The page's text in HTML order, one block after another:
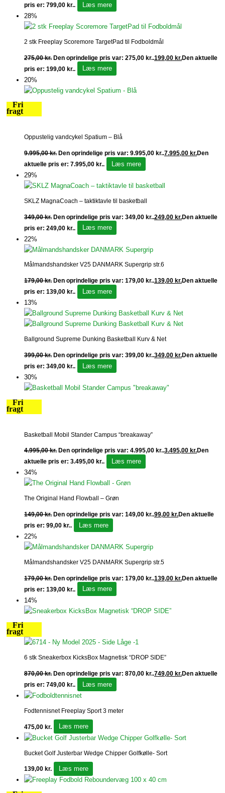
pris er: 799,00 kr..
Læs mere
28%
2 stk Freeplay Scoremore TargetPad til Fodboldmål
275,00kr. Den oprindelige pris var: 275,00 kr..199,00 kr.Den aktuelle
pris er: 199,00 kr..
Læs mere
20%
Fri
fragt
Oppustelig vandcykel Spatium – Blå
9.995,00kr. Den oprindelige pris var: 9.995,00 kr..7.995,00 kr.Den
aktuelle pris er: 7.995,00 kr..
Læs mere
29%
SKLZ MagnaCoach – taktiktavle til basketball
349,00kr. Den oprindelige pris var: 349,00 kr..249,00 kr.Den aktuelle
pris er: 249,00 kr..
Læs mere
22%
Målmandshandsker V25 DANMARK Supergrip str.6
179,00kr. Den oprindelige pris var: 179,00 kr..139,00 kr.Den aktuelle
pris er: 139,00 kr..
Læs mere
13%
Ballground Supreme Dunking Basketball Kurv & Net
399,00kr. Den oprindelige pris var: 399,00 kr..349,00 kr.Den aktuelle
pris er: 349,00 kr..
Læs mere
30%
Fri
fragt
Basketball Mobil Stander Campus “breakaway”
4.995,00kr. Den oprindelige pris var: 4.995,00 kr..3.495,00 kr.Den
aktuelle pris er: 3.495,00 kr..
Læs mere
34%
The Original Hand Flowball – Grøn
149,00kr. Den oprindelige pris var: 149,00 kr..99,00 kr.Den aktuelle
pris er: 99,00 kr..
Læs mere
22%
Målmandshandsker V25 DANMARK Supergrip str.5
179,00kr. Den oprindelige pris var: 179,00 kr..139,00 kr.Den aktuelle
pris er: 139,00 kr..
Læs mere
14%
Fri
fragt
6 stk Sneakerbox KicksBox Magnetisk “DROP SIDE”
870,00kr. Den oprindelige pris var: 870,00 kr..749,00 kr.Den aktuelle
pris er: 749,00 kr..
Læs mere
Fodtennisnet Freeplay Sport 3 meter
475,00 kr. Læs mere
Bucket Golf Justerbar Wedge Chipper Golfkølle- Sort
139,00 kr. Læs mere